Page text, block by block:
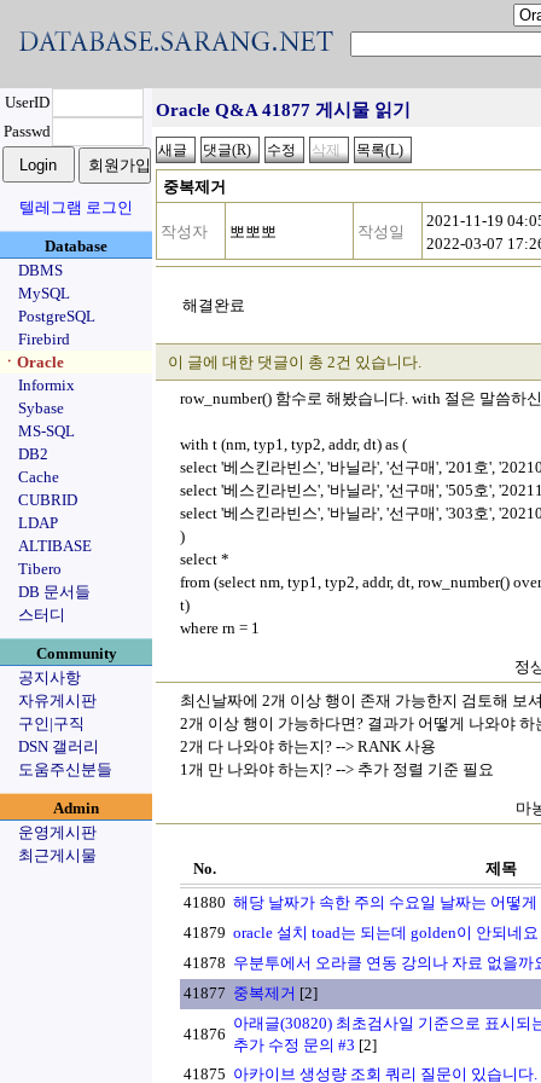
UserID
Passwd
텔레그램 로그인
Database
DBMS
MySQL
PostgreSQL
Firebird
ㆍOracle
Informix
Sybase
MS-SQL
DB2
Cache
CUBRID
LDAP
ALTIBASE
Tibero
DB 문서들
스터디
Community
공지사항
자유게시판
구인|구직
DSN 갤러리
도움주신분들
Admin
운영게시판
최근게시물
Oracle Q&A 41877 게시물 읽기
중복제거
작성자 뽀뽀뽀 작성일
2021-11-19
2022-03-07
해결완료
이 글에 대한 댓글이 총 2건 있습니다.
row_number() 함수로 해봤습니다. with 절은 말씀하
with t (nm, typ1, typ2, addr, dt) as (
select '베스킨라빈스', '바닐라', '선구매', '201호',
select '베스킨라빈스', '바닐라', '선구매', '505호',
select '베스킨라빈스', '바닐라', '선구매', '303호',
)
select *
from (select nm, typ1, typ2, addr, dt, row_number()
t)
where rn = 1
정
최신날짜에 2개 이상 행이 존재 가능한지 검토해 보
2개 이상 행이 가능하다면? 결과가 어떻게 나와야 하
2개 다 나와야 하는지? --> RANK 사용
1개 만 나와야 하는지? --> 추가 정렬 기준 필요
마
No.
제목
41880 해당 날짜가 속한 주의 수요일 날짜는 어떻게
41879 oracle 설치 toad는 되는데 golden이 안되네요
41878 우분투에서 오라클 연동 강의나 자료 없을까
41877 중복제거 [2]
41876
아래글(30820) 최초검사일 기준으로 표시되
추가 수정 문의 #3 [2]
41875 아카이브 생성량 조회 쿼리 질문이 있습니다.